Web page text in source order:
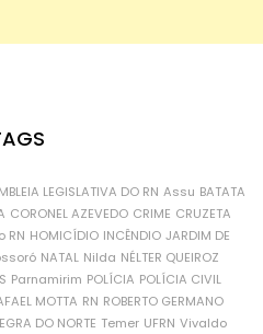
LEGISLATIVA DO RN Assu BATATA
CORONEL AZEVEDO CRIME CRUZETA
RN HOMICÍDIO INCÊNDIO JARDIM DE
NATAL Nilda NÉLTER QUEIROZ
Parnamirim POLÍCIA POLÍCIA CIVIL
MOTTA RN ROBERTO GERMANO
DO NORTE Temer UFRN Vivaldo